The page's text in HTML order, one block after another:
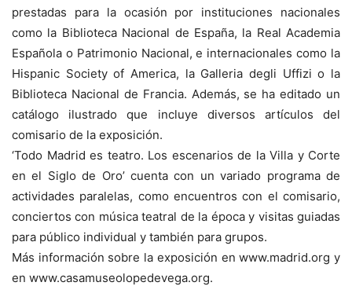
prestadas para la ocasión por instituciones nacionales
como la Biblioteca Nacional de España, la Real Academia
Española o Patrimonio Nacional, e internacionales como la
Hispanic Society of America, la Galleria degli Uffizi o la
Biblioteca Nacional de Francia. Además, se ha editado un
catálogo ilustrado que incluye diversos artículos del
comisario de la exposición.
‘Todo Madrid es teatro. Los escenarios de la Villa y Corte
en el Siglo de Oro’ cuenta con un variado programa de
actividades paralelas, como encuentros con el comisario,
conciertos con música teatral de la época y visitas guiadas
para público individual y también para grupos.
Más información sobre la exposición en www.madrid.org y
en www.casamuseolopedevega.org.